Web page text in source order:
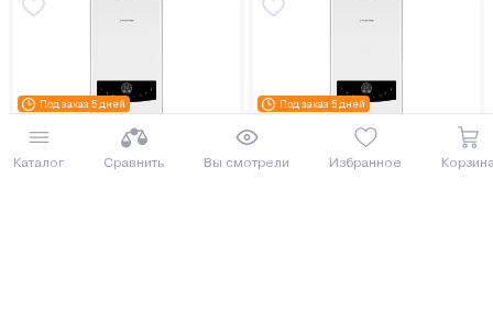
Каталог Сравнить Вы смотрели Избранное
Под заказ 5 дней
Котел отопительный Kentatsu
Nobby Base Atmo (S) 32‑OC
ДОСТАВИМ ПО МИНСКУ БЕСПЛАТНО
Под заказ 5 дней
Котел отопительный Kentatsu
Nobby Base Atmo (E) 28‑2OC
СОСЕД ОБЗАВИДУЕТСЯ